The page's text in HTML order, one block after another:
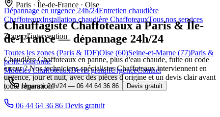
Dépannage en urgence 24h/24Entretien chaudière
ChaffoteauxInstallation chaudière ChaffoteauxTous nos services
Zones d'intervention
Toutes les zones (Paris & IDF)Oise (60)Seine-et-Marne (77)Paris &
petite couronne
Modèles ChaffoteauxDevis gratuitUrgenceContact
Urgence 24h/24 — 06 44 64 36 86 Devis gratuit
Paris · Île-de-France · Oise
ChauffagisteChaffoteauxà Paris & Île-
de-France — dépannage 24h/24
Chaudière Chaffoteaux en panne, plus d'eau chaude, fuite ou code
erreur ? Nos techniciens spécialistes Chaffoteaux interviennent en
urgence, jour et nuit, avec des pièces d'origine et un devis clair avant
toute réparation.
06 44 64 36 86 Devis gratuit